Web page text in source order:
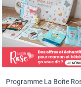
Programme La Boîte